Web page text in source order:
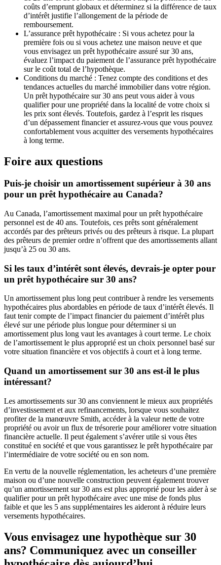
coûts d’emprunt globaux et déterminez si la différence de taux
d’intérêt justifie l’allongement de la période de
remboursement.
L’assurance prêt hypothécaire : Si vous achetez pour la
première fois ou si vous achetez une maison neuve et que
vous envisagez un prêt hypothécaire assuré sur 30 ans,
évaluez l’impact du paiement de l’assurance prêt hypothécaire
sur le coût total de l’hypothèque.
Conditions du marché : Tenez compte des conditions et des
tendances actuelles du marché immobilier dans votre région.
Un prêt hypothécaire sur 30 ans peut vous aider à vous
qualifier pour une propriété dans la localité de votre choix si
les prix sont élevés. Toutefois, gardez à l’esprit les risques
d’un dépassement financier et assurez-vous que vous pouvez
confortablement vous acquitter des versements hypothécaires
à long terme.
Foire aux questions
Puis-je choisir un amortissement supérieur à 30 ans
pour un prêt hypothécaire au Canada?
Au Canada, l’amortissement maximal pour un prêt hypothécaire
personnel est de 40 ans. Toutefois, ces prêts sont généralement
accordés par des prêteurs privés ou des prêteurs à risque. La plupart
des prêteurs de premier ordre n’offrent que des amortissements allant
jusqu’à 25 ou 30 ans.
Si les taux d’intérêt sont élevés, devrais-je opter pour
un prêt hypothécaire sur 30 ans?
Un amortissement plus long peut contribuer à rendre les versements
hypothécaires plus abordables en période de taux d’intérêt élevés. Il
faut tenir compte de l’impact financier du paiement d’intérêt plus
élevé sur une période plus longue pour déterminer si un
amortissement plus long vaut les avantages à court terme. Le choix
de l’amortissement le plus approprié est un choix personnel basé sur
votre situation financière et vos objectifs à court et à long terme.
Quand un amortissement sur 30 ans est-il le plus
intéressant?
Les amortissements sur 30 ans conviennent le mieux aux propriétés
d’investissement et aux refinancements, lorsque vous souhaitez
profiter de la manœuvre Smith, accéder à la valeur nette de votre
propriété ou avoir un flux de trésorerie pour améliorer votre situation
financière actuelle. Il peut également s’avérer utile si vous êtes
constitué en société et que vous garantissez le prêt hypothécaire par
l’intermédiaire de votre société ou en son nom.
En vertu de la nouvelle réglementation, les acheteurs d’une première
maison ou d’une nouvelle construction peuvent également trouver
qu’un amortissement sur 30 ans est plus approprié pour les aider à se
qualifier pour un prêt hypothécaire avec une mise de fonds plus
faible et que les 5 ans supplémentaires les aideront à réduire leurs
versements hypothécaires.
Vous envisagez une hypothèque sur 30
ans? Communiquez avec un conseiller